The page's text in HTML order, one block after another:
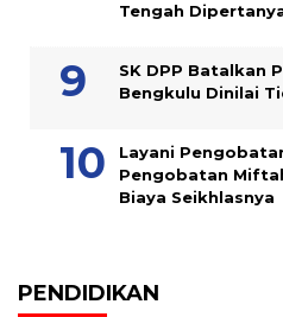
Tengah
SK DPP Batalkan
Bengkulu Dinilai
Layani
Pengobatan
Biaya Seikhlasnya
PENDIDIKAN